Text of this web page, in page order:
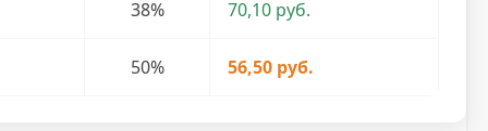
38% 70,10 руб.
50% 56,50 руб.